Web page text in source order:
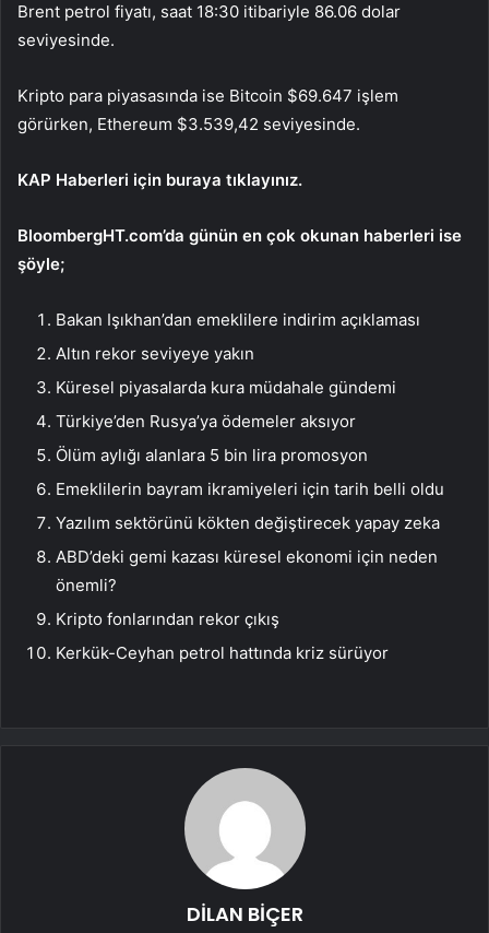
Brent petrol fiyatı, saat 18:30 itibariyle 86.06 dolar
seviyesinde.
Kripto para piyasasında ise Bitcoin $69.647 işlem
görürken, Ethereum $3.539,42 seviyesinde.
KAP Haberleri için buraya tıklayınız.
BloombergHT.com’da günün en çok okunan haberleri ise
şöyle;
Bakan Işıkhan’dan emeklilere indirim açıklaması
Altın rekor seviyeye yakın
Küresel piyasalarda kura müdahale gündemi
Türkiye’den Rusya’ya ödemeler aksıyor
Ölüm aylığı alanlara 5 bin lira promosyon
Emeklilerin bayram ikramiyeleri için tarih belli oldu
Yazılım sektörünü kökten değiştirecek yapay zeka
ABD’deki gemi kazası küresel ekonomi için neden
önemli?
Kripto fonlarından rekor çıkış
Kerkük-Ceyhan petrol hattında kriz sürüyor
DİLAN BİÇER